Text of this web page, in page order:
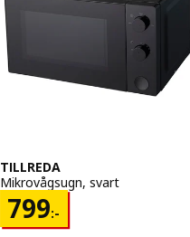
TILLREDA
Mikrovågsugn, svart
799:-
Pris 799:-